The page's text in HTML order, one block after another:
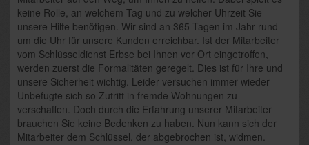
keine Rolle, an welchem Tag und zu welcher Uhrzeit Sie
unsere Hilfe benötigen. Wir sind an 365 Tagen im Jahr rund
um die Uhr für unsere Kunden erreichbar. Ist der Mitarbeiter
vom Schlüsseldienst Erbse bei Ihnen vor Ort eingetroffen,
werden zuerst die Formalitäten geregelt. Dies ist für Ihre und
unsere Sicherheit wichtig. Leider versuchen immer wieder
Unbefugte sich so Zutritt in fremde Wohnungen zu
verschaffen. Doch durch die Erfahrung unserer Mitarbeiter
brauchen Sie keine Bedenken zu haben. Nun kann sich der
Mitarbeiter dem Schlüssel, der abgebrochen ist, widmen.